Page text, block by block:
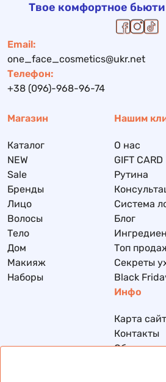
Твое комфортное бьюти
Email:
one_face_cosmetics@ukr.net
Телефон:
+38 (096)-968-96-74
Магазин
Каталог
NEW
Sale
Бренды
Лицо
Волосы
Тело
Дом
Макияж
Наборы
Нашим
О нас
GIFT CARD
Рутина
Система
Блог
Топ
Секреты
Black
Инфо
Карта
Контакты
Обмен и